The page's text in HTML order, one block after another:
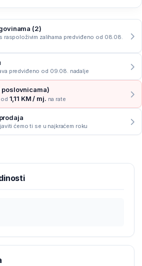
(2)
raspoloživim zalihama predviđeno od 08.08.
predviđeno od 09.08. nadalje
poslovnicama)
1,11 KM / mj. na rate
ćemo ti se u najkraćem roku